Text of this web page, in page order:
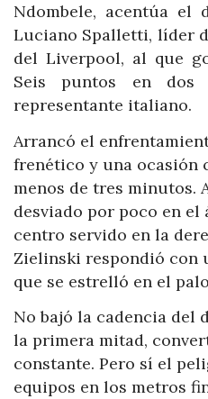
Ndombele, acentúa el
Luciano Spalletti, líder
del Liverpool, al que
Seis puntos en dos
representante italiano.
Arrancó el
frenético y una ocasión
menos de tres minutos.
desviado por poco en el
centro servido en la
Zielinski respondió con
que se estrelló en el
No bajó la cadencia del
la primera mitad,
constante. Pero sí el
equipos en los metros